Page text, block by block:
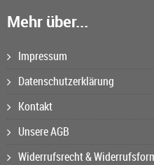
Mehr über...
Impressum
Datenschutzerklärung
Kontakt
Unsere AGB
Widerrufsrecht &